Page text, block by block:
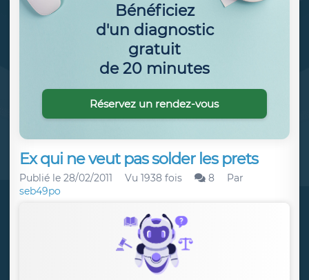
Ex qui ne veut pas solder les prets
Publié le 28/02/2011 Vu 1938 fois 8
Par
seb49po
Bénéficiez
d'un diagnostic
gratuit
de 20 minutes
Réservez un rendez-vous